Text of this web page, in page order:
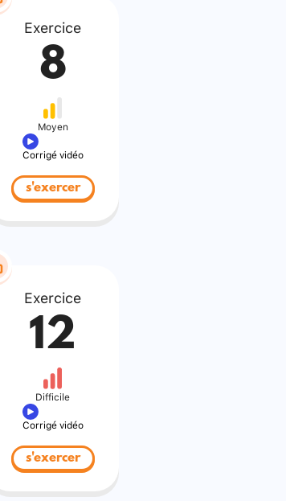
Exercice
8
Moyen
Corrigé vidéo
s'exercer
Exercice
12
Difficile
Corrigé vidéo
s'exercer